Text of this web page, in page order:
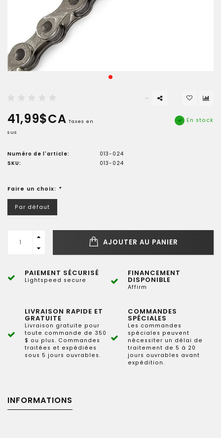
41,99$CA Taxes en
sus
En stock
Numéro de l'article:
013-024
SKU:
013-024
Faire un choix: *
Par défaut
AJOUTER AU PANIER
PAIEMENT SÉCURISÉ
Lightspeed secure
FINANCEMENT
DISPONIBLE
Affirm
LIVRAISON RAPIDE ET
GRATUITE
Livraison gratuite pour
toute commande de 350
$ ou plus. Commandes
traitées et expédiées
sous 5 jours ouvrables.
COMMANDES
SPÉCIALES
Les commandes
spéciales peuvent
nécessiter un délai de
traitement de 5 à 20
jours ouvrables avant
expédition.
INFORMATIONS